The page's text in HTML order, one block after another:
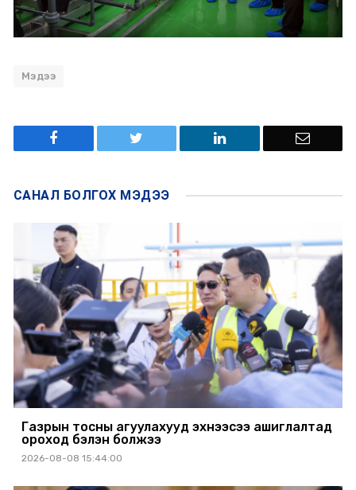
Мэдээ
САНАЛ БОЛГОХ МЭДЭЭ
Газрын тосны агуулахууд эхнээсээ ашиглалтад
ороход бэлэн болжээ
2026-08-08 15:44:00